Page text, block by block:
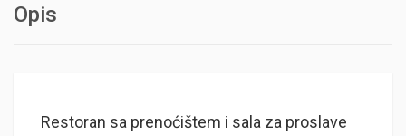
Opis
Restoran sa prenoćištem i sala za proslave